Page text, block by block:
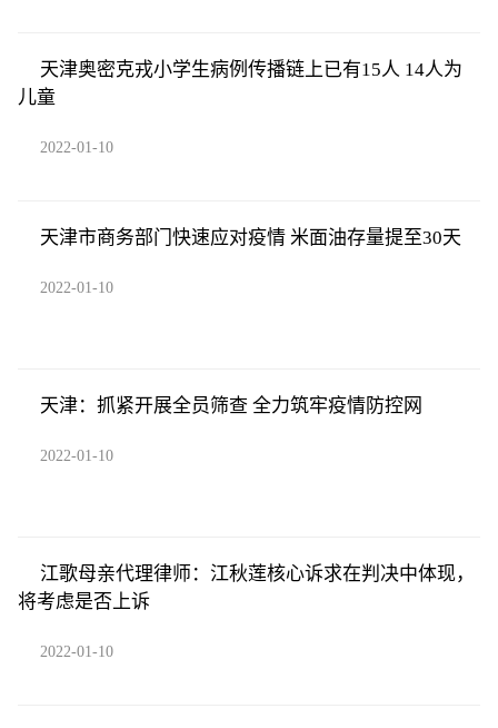
天津奥密克戎小学生病例传播链上已有15人 14人为
儿童
2022-01-10
天津市商务部门快速应对疫情 米面油存量提至30天
2022-01-10
天津：抓紧开展全员筛查 全力筑牢疫情防控网
2022-01-10
江歌母亲代理律师：江秋莲核心诉求在判决中体现，
将考虑是否上诉
2022-01-10